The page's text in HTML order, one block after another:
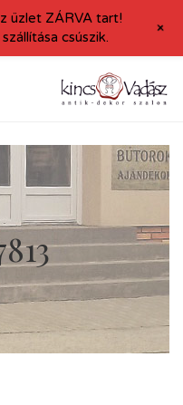
üzlet ZÁRVA tart!
csúszik.
+